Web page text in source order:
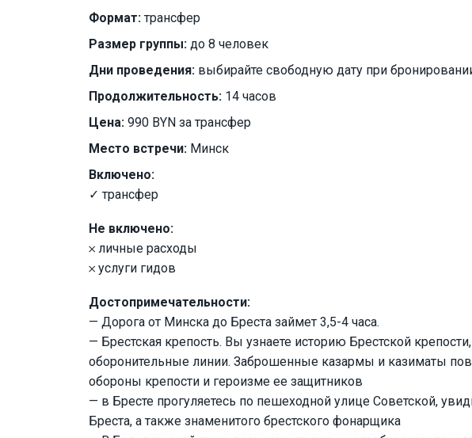
Формат: трансфер
Размер группы: до 8 человек
Дни проведения: выбирайте свободную дату при
Продолжительность: 14 часов
Цена: 990 BYN за трансфер
Место встречи: Минск
Включено:
✓ трансфер
Не включено:
𐄂 личные расходы
𐄂 услуги гидов
Достопримечательности:
— Дорога от Минска до Бреста займет 3,5-4 часа.
— Брестская крепость. Вы узнаете историю Брестской
оборонительные линии. Заброшенные казармы и казиматы
обороны крепости и героизме ее защитников
— в Бресте прогуляетесь по пешеходной улице Советской,
Бреста, а также знаменитого брестского фонарщика